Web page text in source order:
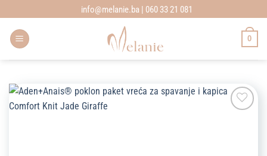
to
content
info@melanie.ba | 060 33 21 081
0